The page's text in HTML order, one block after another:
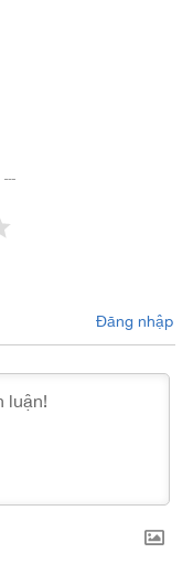
Đăng nhập